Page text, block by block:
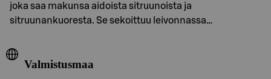
joka saa makunsa aidoista sitruunoista ja
sitruunankuoresta. Se sekoittuu leivonnassa…
Valmistusmaa